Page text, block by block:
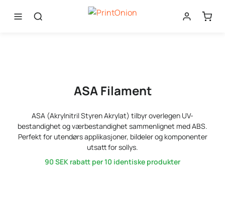
ASA Filament
ASA (Akrylnitril Styren Akrylat) tilbyr overlegen UV-
bestandighet og værbestandighet sammenlignet med ABS.
Perfekt for utendørs applikasjoner, bildeler og komponenter
utsatt for sollys.
90 SEK rabatt per 10 identiske produkter